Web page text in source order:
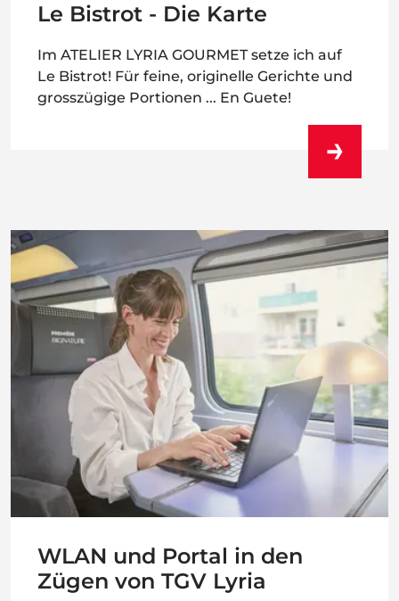
Le Bistrot - Die Karte
Im ATELIER LYRIA GOURMET setze ich auf
Le Bistrot! Für feine, originelle Gerichte und
grosszügige Portionen ... En Guete!
WLAN und Portal in den
Zügen von TGV Lyria